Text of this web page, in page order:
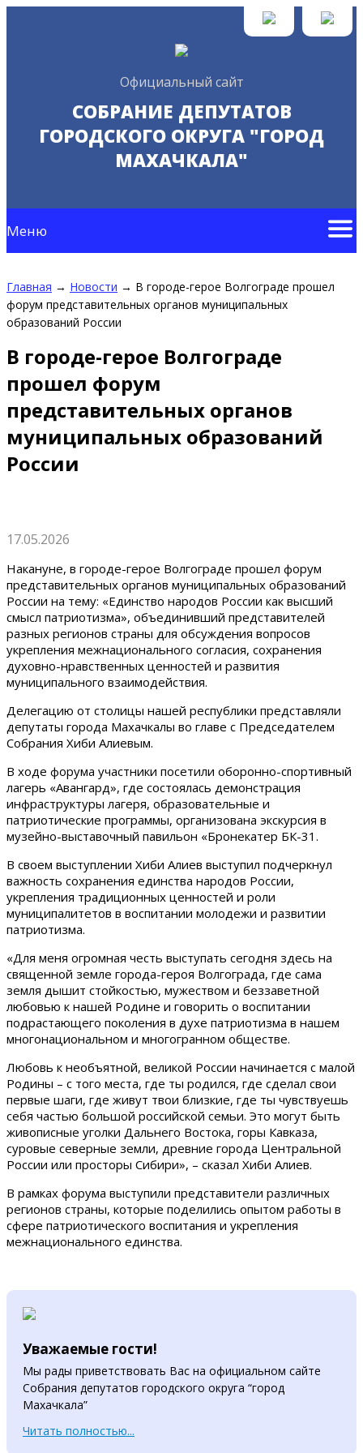
Официальный сайт
СОБРАНИЕ ДЕПУТАТОВ
ГОРОДСКОГО ОКРУГА "ГОРОД
МАХАЧКАЛА"
Меню
Главная → Новости → В городе-герое Волгограде прошел
форум представительных органов муниципальных
образований России
В городе-герое Волгограде
прошел форум
представительных органов
муниципальных образований
России
17.05.2026
Накануне, в городе-герое Волгограде прошел форум
представительных органов муниципальных образований
России на тему: «Единство народов России как высший
смысл патриотизма», объединивший представителей
разных регионов страны для обсуждения вопросов
укрепления межнационального согласия, сохранения
духовно-нравственных ценностей и развития
муниципального взаимодействия.
Делегацию от столицы нашей республики представляли
депутаты города Махачкалы во главе с Председателем
Собрания Хиби Алиевым.
В ходе форума участники посетили оборонно-спортивный
лагерь «Авангард», где состоялась демонстрация
инфраструктуры лагеря, образовательные и
патриотические программы, организована экскурсия в
музейно-выставочный павильон «Бронекатер БК-31.
В своем выступлении Хиби Алиев выступил подчеркнул
важность сохранения единства народов России,
укрепления традиционных ценностей и роли
муниципалитетов в воспитании молодежи и развитии
патриотизма.
«Для меня огромная честь выступать сегодня здесь на
священной земле города-героя Волгограда, где сама
земля дышит стойкостью, мужеством и беззаветной
любовью к нашей Родине и говорить о воспитании
подрастающего поколения в духе патриотизма в нашем
многонациональном и многогранном обществе.
Любовь к необъятной, великой России начинается с малой
Родины – с того места, где ты родился, где сделал свои
первые шаги, где живут твои близкие, где ты чувствуешь
себя частью большой российской семьи. Это могут быть
живописные уголки Дальнего Востока, горы Кавказа,
суровые северные земли, древние города Центральной
России или просторы Сибири», – сказал Хиби Алиев.
В рамках форума выступили представители различных
регионов страны, которые поделились опытом работы в
сфере патриотического воспитания и укрепления
межнационального единства.
Уважаемые гости!
Мы рады приветствовать Вас на официальном сайте
Собрания депутатов городского округа “город
Махачкала”
Читать полностью...